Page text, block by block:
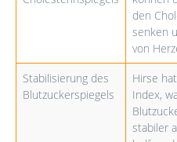
den
senken
von
Stabilisierung des
Blutzuckerspiegels
Hirse
Index,
stabiler